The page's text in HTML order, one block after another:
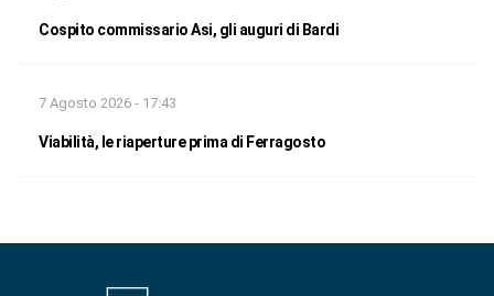
Cospito commissario Asi, gli auguri di Bardi
7 Agosto 2026 - 17:43
Viabilità, le riaperture prima di Ferragosto